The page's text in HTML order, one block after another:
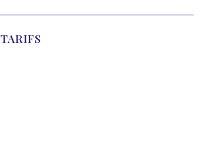
TARIFS